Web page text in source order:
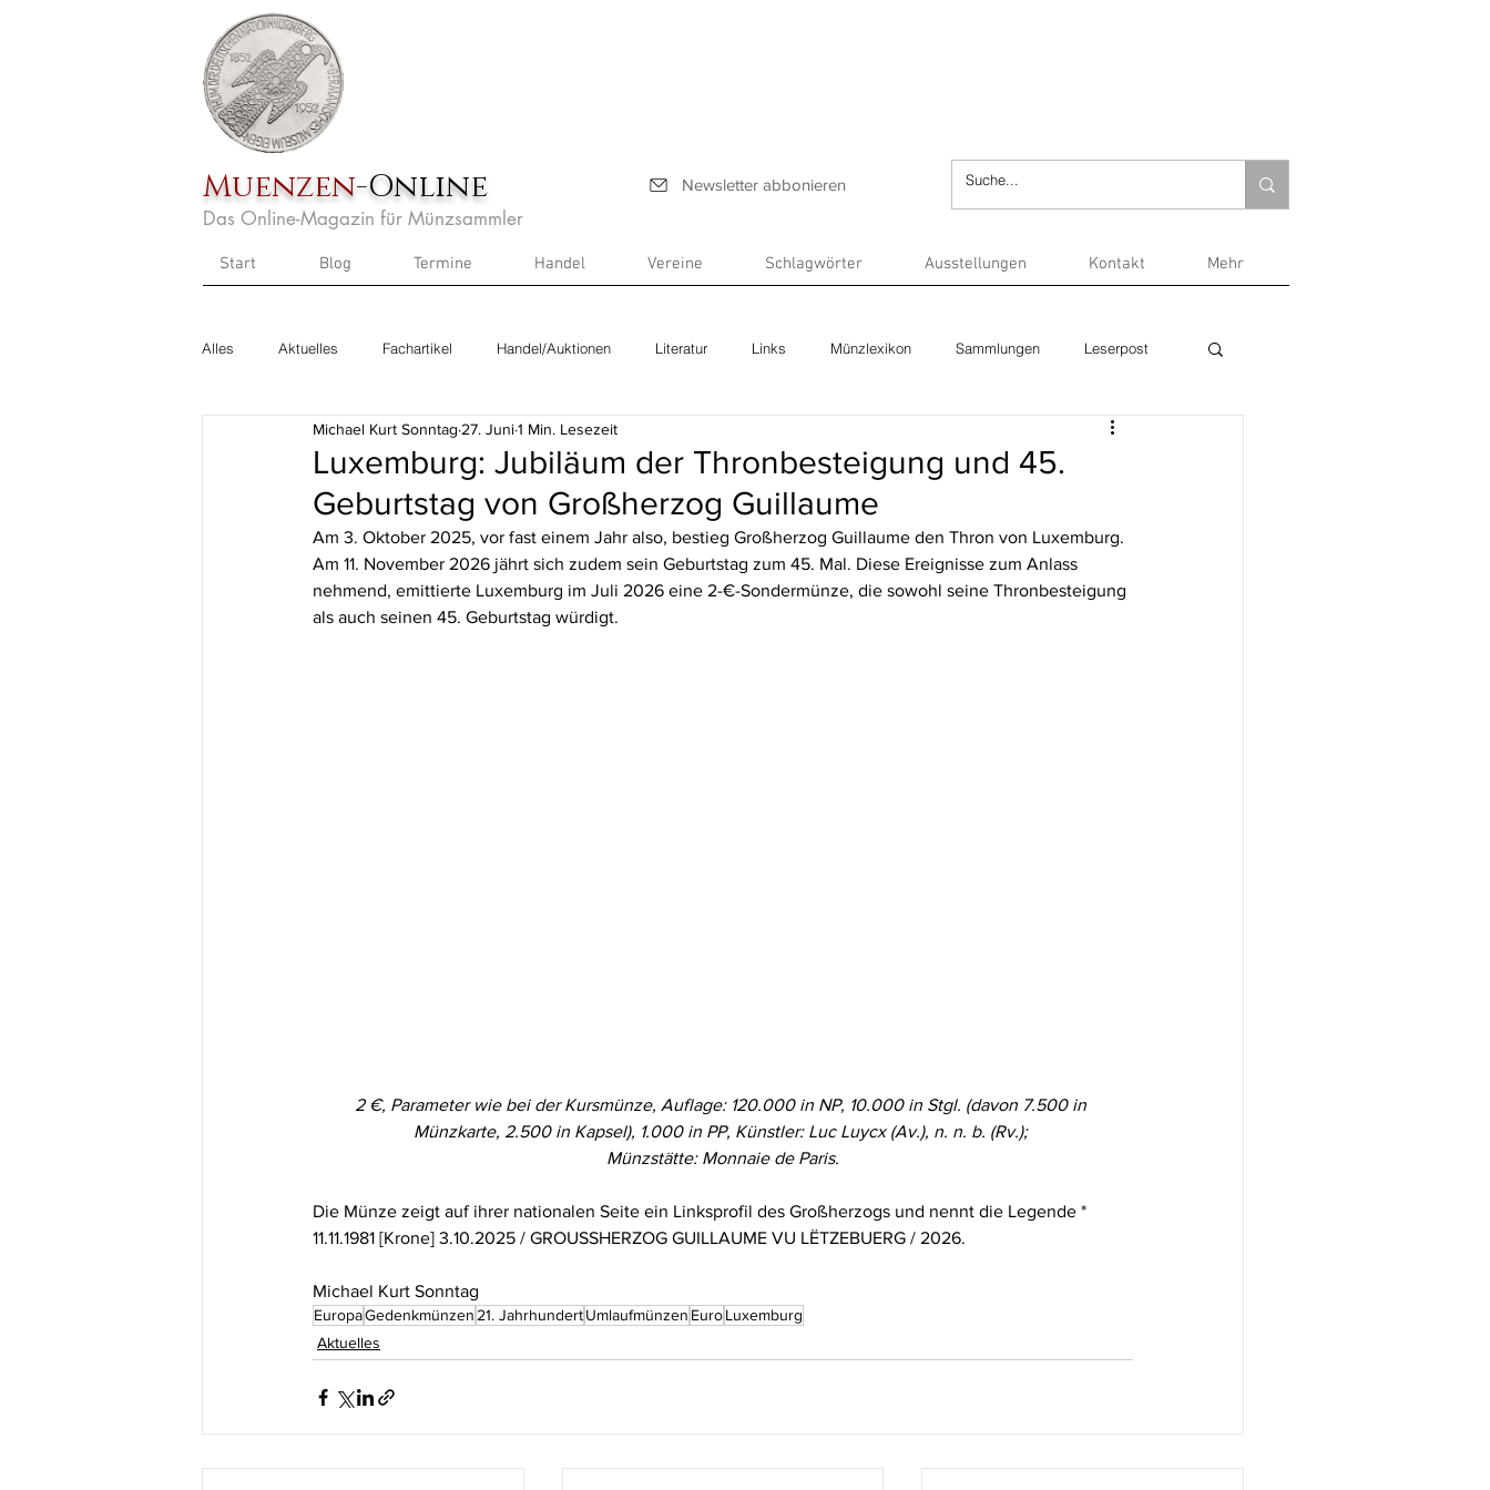
Muenzen-Online Newsletter abbonieren
Das Online-Magazin für Münzsammler
Start Blog Termine Handel Vereine Schlagwörter Ausstellungen Kontakt Mehr
Alles Aktuelles Fachartikel Handel/Auktionen Literatur Links Münzlexikon Sammlungen Leserpost
Luxemburg: Jubiläum der Thronbesteigung und 45.
Geburtstag von Großherzog Guillaume
Michael Kurt Sonntag 27. Juni1 Min. Lesezeit
Am 3. Oktober 2025, vor fast einem Jahr also, bestieg Großherzog Guillaume den Thron von Luxemburg.
Am 11. November 2026 jährt sich zudem sein Geburtstag zum 45. Mal. Diese Ereignisse zum Anlass
nehmend, emittierte Luxemburg im Juli 2026 eine 2-€-Sondermünze, die sowohl seine Thronbesteigung
als auch seinen 45. Geburtstag würdigt.
2 €, Parameter wie bei der Kursmünze, Auflage: 120.000 in NP, 10.000 in Stgl. (davon 7.500 in
Münzkarte, 2.500 in Kapsel), 1.000 in PP, Künstler: Luc Luycx (Av.), n. n. b. (Rv.);
Münzstätte: Monnaie de Paris.
Die Münze zeigt auf ihrer nationalen Seite ein Linksprofil des Großherzogs und nennt die Legende *
11.11.1981 [Krone] 3.10.2025 / GROUSSHERZOG GUILLAUME VU LËTZEBUERG / 2026.
Michael Kurt Sonntag
EuropaGedenkmünzen 21. JahrhundertUmlaufmünzen EuroLuxemburg
Aktuelles